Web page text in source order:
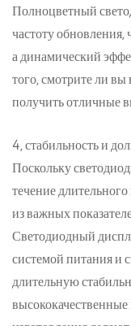
Полноцветный
частоту обновления,
а динамический
того, смотрите ли
получить отличные
4, стабильность и
Поскольку
течение
из важных
Светодиодный
системой питания и
длительную